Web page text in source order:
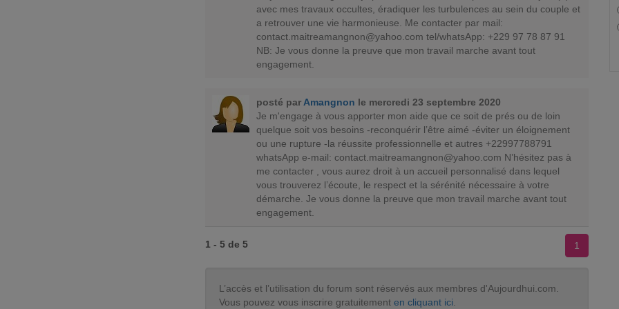
avec mes travaux occultes, éradiquer les turbulences au sein du couple et
a retrouver une vie harmonieuse. Me contacter par mail:
contact.maitreamangnon@yahoo.com tel/whatsApp: +229 97 78 87 91
NB: Je vous donne la preuve que mon travail marche avant tout
engagement.
posté par Amangnon le mercredi 23 septembre 2020
Je m'engage à vous apporter mon aide que ce soit de prés ou de loin
quelque soit vos besoins -reconquérir l’être aimé -éviter un éloignement
ou une rupture -la réussite professionnelle et autres +22997788791
whatsApp e-mail: contact.maitreamangnon@yahoo.com N’hésitez pas à
me contacter , vous aurez droit à un accueil personnalisé dans lequel
vous trouverez l’écoute, le respect et la sérénité nécessaire à votre
démarche. Je vous donne la preuve que mon travail marche avant tout
engagement.
1 - 5 de 5 1
L’accès et l’utilisation du forum sont réservés aux membres d'Aujourdhui.com.
Vous pouvez vous inscrire gratuitement en cliquant ici